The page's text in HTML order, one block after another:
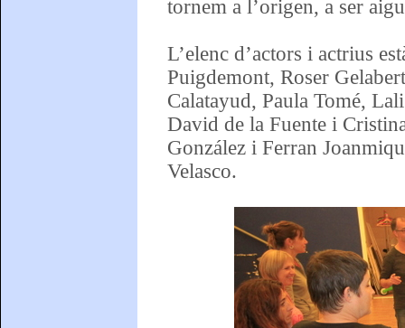
tornem a l’origen, a ser
L’elenc d’actors i actrius
Puigdemont, Roser
Calatayud, Paula Tomé,
David de la Fuente i
González i Ferran
Velasco.